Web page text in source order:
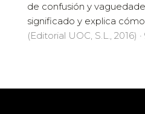
de confusión y
significado y explica
(Editorial UOC, S.L., 2016)